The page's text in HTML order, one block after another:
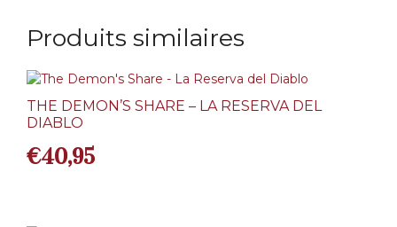
Produits similaires
THE DEMON’S SHARE – LA RESERVA DEL
DIABLO
€40,95